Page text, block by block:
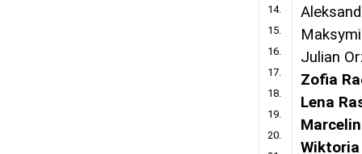
14.
15.
16.
17.
18.
19.
20.
Julian
Zofia
Lena